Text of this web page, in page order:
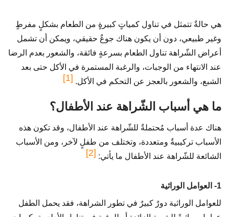
هي حالةٌ تتمثل في تناول كمياتٍ كبيرةٍ من الطعام بشكلٍ مفرطٍ
وغير طبيعي، دون أن يكون هناك جوعٌ حقيقي، ويمكن أن تشمل
أعراض الشّراهة تناول الطعام بسرعةٍ فائقة، والشعور بعدم الرضا
عند الانتهاء من الوجبات، والرغبة المستمرة في الأكل حتى بعد
الشبع، والشعور بالعجز عن التحكم في الأكل. [1]
ما هي أسباب الشّراهة عند الأطفال؟
هناك عدة أسباب مُحتملةٌ للشّراهة عند الأطفال، وقد تكون هذه
الأسباب تركيبيةٌ ومتعددة، وتختلف من طفلٍ لآخر، ومن الأسباب
الشائعة للشّراهة عند الأطفال ما يأتي: [2]
1- العوامل الوراثية
للعوامل الوراثية دورٌ كبيرٌ في تطور الشراهة، فقد يحمل الطفل